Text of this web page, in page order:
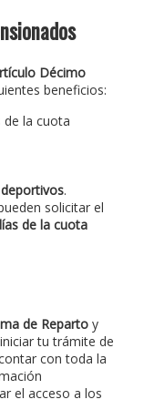
Décimo
beneficios:
de la cuota
.
solicitar el
de la cuota
de Reparto y
tu trámite de
con toda la
el acceso a los